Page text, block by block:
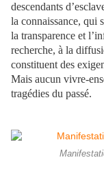
descendants
la connaissance, qui
la transparence et
recherche, à la
constituent des
Mais aucun vivre-
tragédies du passé.